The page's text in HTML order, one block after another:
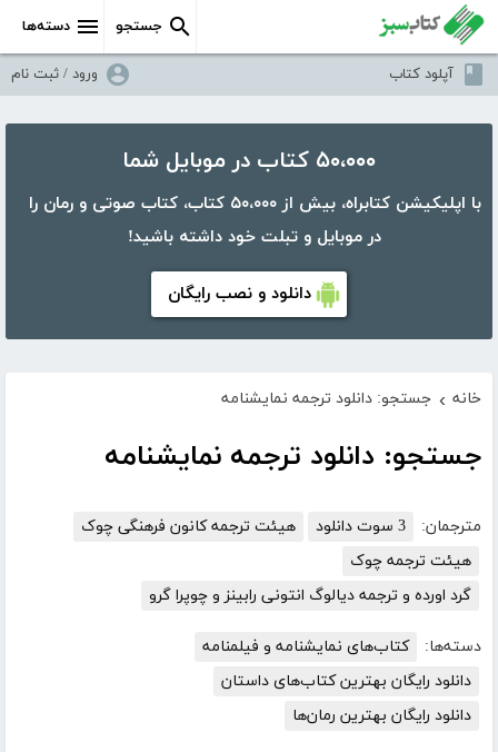
دسته‌ها جستجو
آپلود کتاب ورود / ثبت نام
۵۰،۰۰۰ کتاب در موبایل شما
با اپلیکیشن کتابراه، بیش از ۵۰،۰۰۰ کتاب، کتاب صوتی و رمان را
در موبایل و تبلت خود داشته باشید!
دانلود و نصب رایگان
خانه › جستجو: دانلود ترجمه نمایشنامه
جستجو: دانلود ترجمه نمایشنامه
مترجمان: 3 سوت دانلود
هیئت ترجمه کانون فرهنگی چوک
هیئت ترجمه چوک
گرد اورده و ترجمه دیالوگ انتونی رابینز و چوپرا گرو
دسته‌ها:
کتاب‌های نمایشنامه و فیلمنامه
دانلود رایگان بهترین کتاب‌های داستان
دانلود رایگان بهترین رمان‌ها